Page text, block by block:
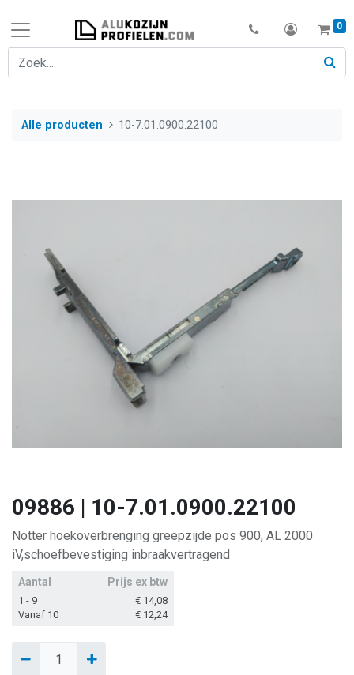
0
Alle producten 10-7.01.0900.22100
09886 | 10-7.01.0900.22100
Notter hoekoverbrenging greepzijde pos 900, AL 2000
iV,schoefbevestiging inbraakvertragend
Aantal Prijs ex btw
1 - 9 € 14,08
Vanaf 10
€ 12,24